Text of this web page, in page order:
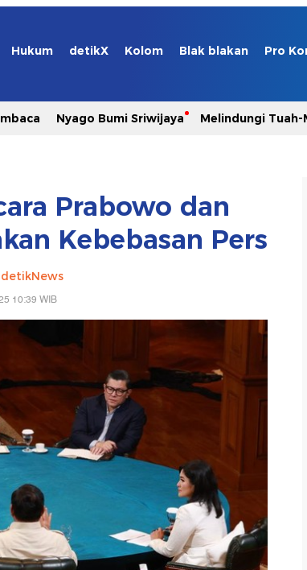
Hukum detikX Kolom Blak blakan Pro
Nyago Bumi Sriwijaya Melindungi Tuah-
Prabowo dan
Kebebasan Pers
detikNews
10:39 WIB